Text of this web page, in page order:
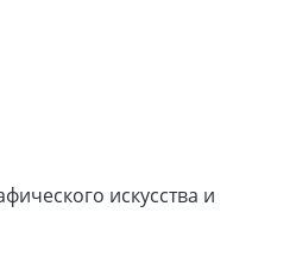
искусства и